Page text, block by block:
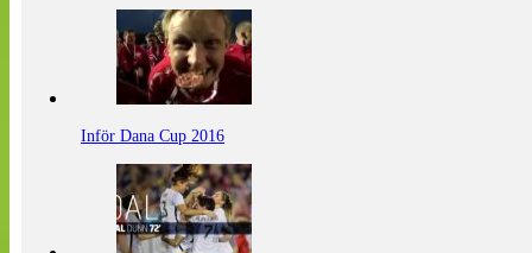
Inför Dana Cup 2016